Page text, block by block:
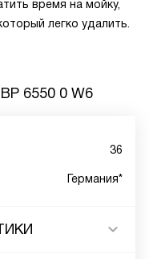
время на мойку,
легко удалить.
6550 0 W6
36
Германия*